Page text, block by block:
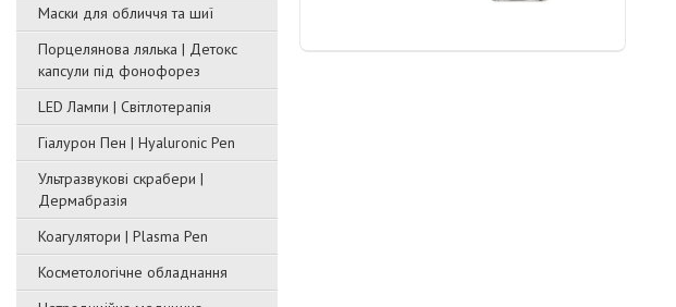
Маски для обличчя та шиї
Порцелянова лялька | Детокс
капсули під фонофорез
LED Лампи | Світлотерапія
Гіалурон Пен | Hyaluronic Pen
Ультразвукові скрабери |
Дермабразія
Коагулятори | Plasma Pen
Косметологічне обладнання